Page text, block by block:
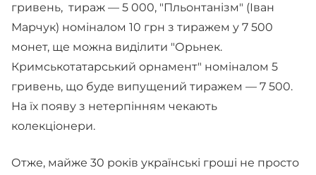
гривень, тираж — 5 000, "Пльонтанізм" (Іван
Марчук) номіналом 10 грн з тиражем у 7 500
монет, ще можна виділити "Орьнек.
Кримськотатарський орнамент" номіналом 5
гривень, що буде випущений тиражем — 7 500.
На їх появу з нетерпінням чекають
колекціонери.
Отже, майже 30 років українські гроші не просто